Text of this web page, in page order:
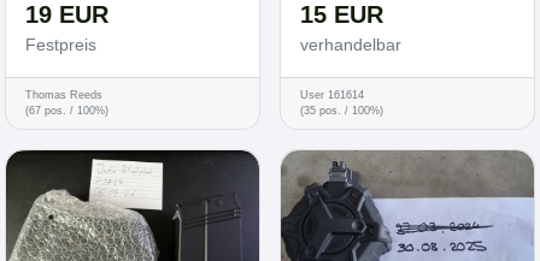
19 EUR
Festpreis
Thomas Reeds
(67 pos. / 100%)
15 EUR
verhandelbar
User 161614
(35 pos. / 100%)